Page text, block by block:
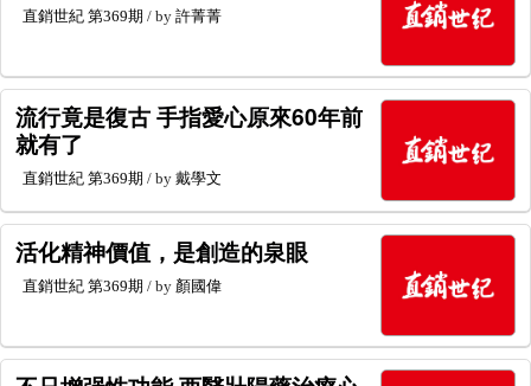
直銷世紀 第369期 / by 許菁菁
流行竟是復古 手指愛心原來60年前
就有了
直銷世紀 第369期 / by 戴學文
活化精神價值，是創造的泉眼
直銷世紀 第369期 / by 顏國偉